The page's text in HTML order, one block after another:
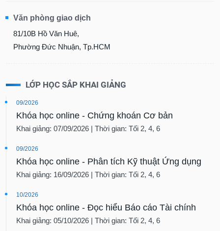
Văn phòng giao dịch
81/10B Hồ Văn Huê,
Phường Đức Nhuận, Tp.HCM
LỚP HỌC SẮP KHAI GIẢNG
09/2026
Khóa học online - Chứng khoán Cơ bản
Khai giảng: 07/09/2026 | Thời gian: Tối 2, 4, 6
09/2026
Khóa học online - Phân tích Kỹ thuật Ứng dụng
Khai giảng: 16/09/2026 | Thời gian: Tối 2, 4, 6
10/2026
Khóa học online - Đọc hiểu Báo cáo Tài chính
Khai giảng: 05/10/2026 | Thời gian: Tối 2, 4, 6